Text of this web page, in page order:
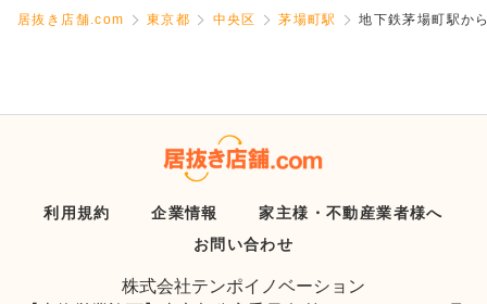
居抜き店舗.com 東京都 中央区 茅場町駅 地下鉄茅場町駅か
利用規約 企業情報
家主様・不動産業者様へ
お問い合わせ
株式会社テンポイノベーション